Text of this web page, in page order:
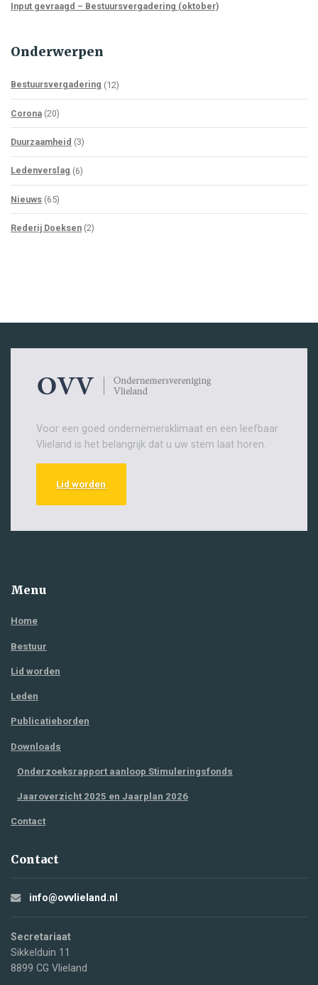
Input gevraagd – Bestuursvergadering (oktober)
Onderwerpen
Bestuursvergadering (12)
Corona (20)
Duurzaamheid (3)
Ledenverslag (6)
Nieuws (65)
Rederij Doeksen (2)
Voor een goed ondernemersklimaat en een leefbaar
Vlieland is het belangrijk dat u uw stem laat horen.
Lid worden
Menu
Home
Bestuur
Lid worden
Leden
Publicatieborden
Downloads
Onderzoeksrapport aanloop Stimuleringsfonds
Jaaroverzicht 2025 en Jaarplan 2026
Contact
Contact
info@ovvlieland.nl
Secretariaat
Sikkelduin 11
8899 CG Vlieland